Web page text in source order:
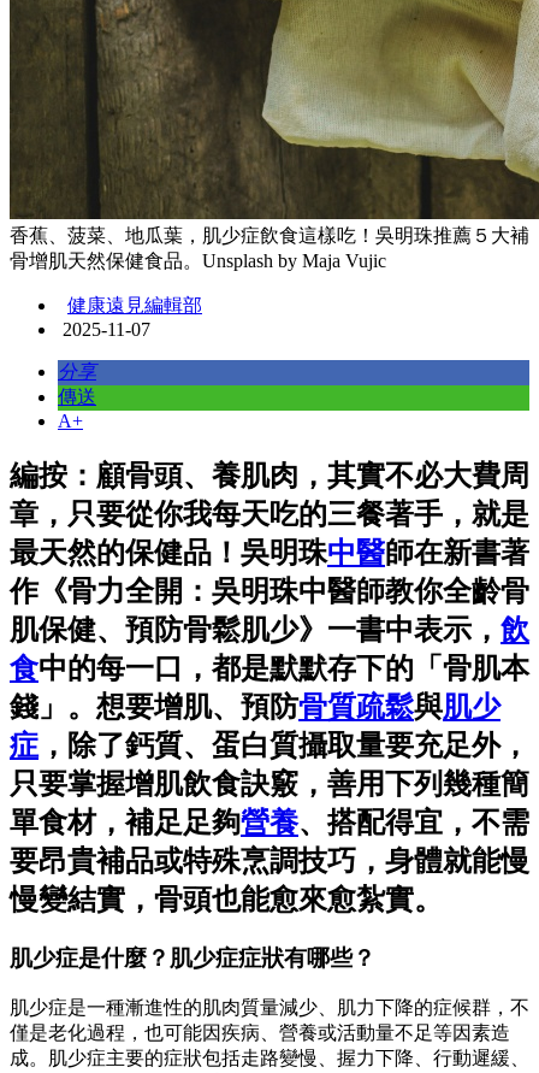
香蕉、菠菜、地瓜葉，肌少症飲食這樣吃！吳明珠推薦５大補
骨增肌天然保健食品。Unsplash by Maja Vujic
健康遠見編輯部
2025-11-07
分享
傳送
A+
編按：顧骨頭、養肌肉，其實不必大費周
章，只要從你我每天吃的三餐著手，就是
最天然的保健品！吳明珠中醫師在新書著
作《骨力全開：吳明珠中醫師教你全齡骨
肌保健、預防骨鬆肌少》一書中表示， 飲
食中的每一口，都是默默存下的「骨肌本
錢」。想要增肌、預防骨質疏鬆與肌少
症 ，除了鈣質、蛋白質攝取量要充足外，
只要掌握增肌飲食訣竅，善用下列幾種簡
單食材，補足足夠營養、搭配得宜，不需
要昂貴補品或特殊烹調技巧，身體就能慢
慢變結實，骨頭也能愈來愈紮實。
肌少症是什麼？肌少症症狀有哪些？
肌少症是一種漸進性的肌肉質量減少、肌力下降的症候群，不
僅是老化過程，也可能因疾病、營養或活動量不足等因素造
成。肌少症主要的症狀包括走路變慢、握力下降、行動遲緩、